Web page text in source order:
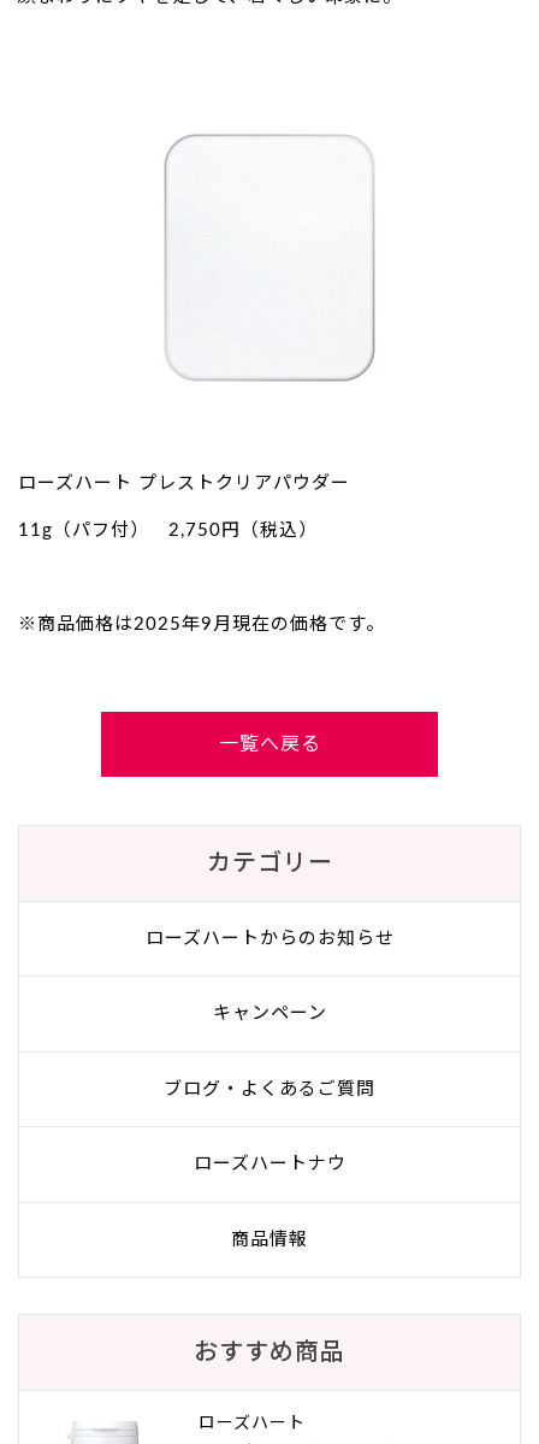
ローズハート プレストクリアパウダー
11g（パフ付） 2,750円（税込）
※商品価格は2025年9月現在の価格です。
一覧へ戻る
カテゴリー
ローズハートからのお知らせ
キャンペーン
ブログ・よくあるご質問
ローズハートナウ
商品情報
おすすめ商品
ローズハート